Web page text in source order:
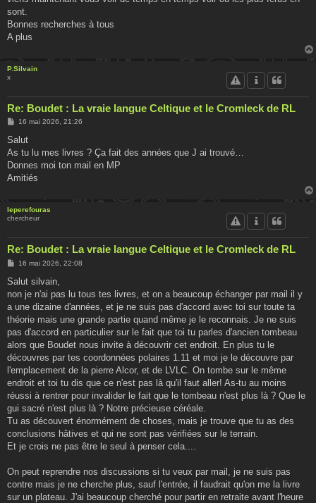
sont.
Bonnes recherches à tous
A plus
P.Silvain
x
Re: Boudet : La vraie langue Celtique et le Cromleck de RL
M
s
a
g
16 mai 2026, 21:26
Salut
As tu lu mes livres ? Ça fait des années que J ai trouvé…
Donnes moi ton mail en MP
Amitiés
leperefouras
chercheur
Re: Boudet : La vraie langue Celtique et le Cromleck de RL
M
s
a
g
16 mai 2026, 22:08
Salut silvain,
non je n'ai pas lu tous tes livres, et on a beaucoup échanger par mail il y
a une dizaine d'années, et je ne suis pas d'accord avec toi sur toute ta
théorie mais une grande partie quand même je le reconnais. Je ne suis
pas d'accord en particulier sur le fait que toi tu parles d'ancien tombeau
alors que Boudet nous invite à découvrir cet endroit. En plus tu le
découvres par tes coordonnées polaires 1.11 et moi je le découvre par
l'emplacement de la pierre Alcor, et de LVLC. On tombe sur le même
endroit et toi tu dis que ce n'est pas là qu'il faut aller! As-tu au moins
réussi à rentrer pour invalider le fait que le tombeau n'est plus là ? Que le
gui sacré n'est plus là ? Notre précieuse céréale.
Tu as découvert énormément de choses, mais je trouve que tu as des
conclusions hâtives et qui ne sont pas vérifiées sur le terrain.
Et je crois ne pas être le seul à penser cela....
On peut reprendre nos discussions si tu veux par mail, je ne suis pas
contre mais je ne cherche plus, sauf l'entrée, il faudrait qu'on me la livre
sur un plateau. J'ai beaucoup cherché pour partir en retraite avant l'heure